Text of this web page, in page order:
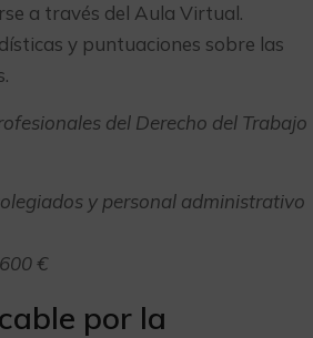
a través del Aula Virtual.
y puntuaciones sobre las
del Derecho del Trabajo
y personal administrativo
€
por la